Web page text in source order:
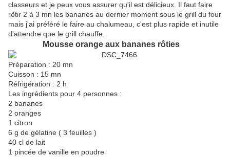
classeurs et je peux vous assurer qu'il est délicieux. Il faut faire
rôtir 2 à 3 mn les bananes au dernier moment sous le grill du four
mais j'ai préféré le faire au chalumeau, c'est plus rapide et inutile
d'attendre que le grill chauffe.
Mousse orange aux bananes rôties
Préparation : 20 mn
Cuisson : 15 mn
Réfrigération : 2 h
Les ingrédients pour 4 personnes :
2 bananes
2 oranges
1 citron
6 g de gélatine ( 3 feuilles )
40 cl de lait
1 pincée de vanille en poudre